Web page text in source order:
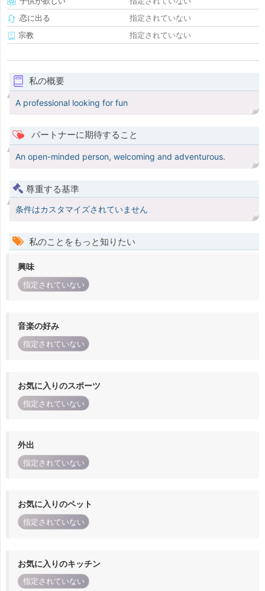
恋に出る
指定されていない
宗教
指定されていない
私の概要
A professional looking for fun
パートナーに期待すること
An open-minded person, welcoming and adventurous.
尊重する基準
条件はカスタマイズされていません
私のことをもっと知りたい
興味
指定されていない
音楽の好み
指定されていない
お気に入りのスポーツ
指定されていない
外出
指定されていない
お気に入りのペット
指定されていない
お気に入りのキッチン
指定されていない